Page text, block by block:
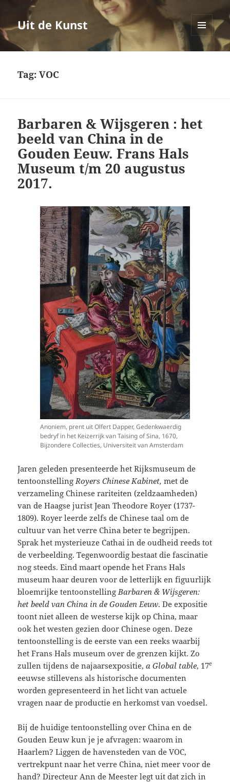
Uit de Kunst
MENU
EN
Tag:VOC
Barbaren & Wijsgeren : het
beeld van China in de
Gouden Eeuw. Frans Hals
Museum t/m 20 augustus
2017.
Anoniem, prent uit Olfert Dapper, Gedenkwaerdig
bedryf in het Keizerrijk van Taising of Sina, 1670,
Bijzondere Collecties, Universiteit van Amsterdam
Jaren geleden presenteerde het Rijksmuseum de
tentoonstelling Royers Chinese Kabinet,met de
verzameling Chinese rariteiten (zeldzaamheden)
van de Haagse jurist Jean Theodore Royer (1737-
1809). Royer leerde zelfs de Chinese taal om de
cultuur van het verre China beter te begrijpen.
Sprak het mysterieuze Cathai in de oudheid reeds tot
de verbeelding. Tegenwoordig bestaat die fascinatie
nog steeds. Eind maart opende het Frans Hals
museum haar deuren voor de letterlijk en figuurlijk
bloemrijke tentoonstelling Barbaren & Wijsgeren:
het beeld van China in de Gouden Eeuw. De expositie
toont niet alleen de westerse kijk op China, maar
ook het westen gezien door Chinese ogen. Deze
tentoonstelling is de eerste van een reeks waarbij
het Frans Hals museum over de grenzen kijkt. Zo
zullen tijdens de najaarsexpositie,a Global table, 17e
eeuwse stillevens als historische documenten
worden gepresenteerd in het licht van actuele
vragen naar de productie en herkomst van voedsel.
Bij de huidige tentoonstelling over China en de
Gouden Eeuw kun je je afvragen: waarom in
Haarlem? Liggen de havensteden van de VOC,
vertrekpunt naar het verre China, niet meer voor de
hand? Directeur Ann de Meester legt uit dat zich in